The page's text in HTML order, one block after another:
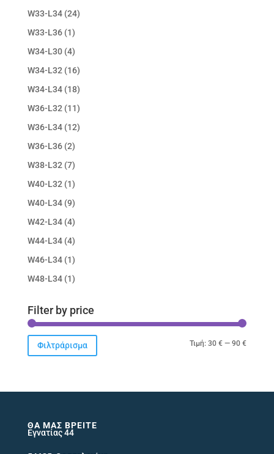
W33-L34 (24)
W33-L36 (1)
W34-L30 (4)
W34-L32 (16)
W34-L34 (18)
W36-L32 (11)
W36-L34 (12)
W36-L36 (2)
W38-L32 (7)
W40-L32 (1)
W40-L34 (9)
W42-L34 (4)
W44-L34 (4)
W46-L34 (1)
W48-L34 (1)
Filter by price
Φιλτράρισμα Τιμή:30 € —90 €
ΘΑ ΜΑΣ ΒΡΕΊΤΕ
Εγνατίας 44